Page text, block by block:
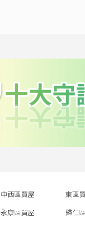
中西區買屋 東區
永康區買屋
歸仁